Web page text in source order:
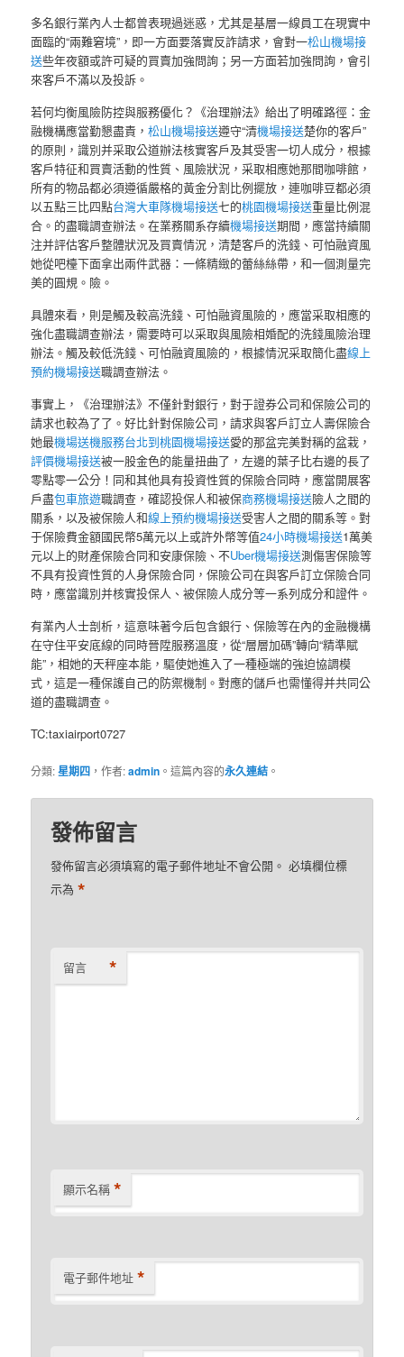
多名銀行業內人士都曾表現過迷惑，尤其是基層一線員工在現實中
面臨的“兩難窘境”，即一方面要落實反詐請求，會對一松山機場接
送些年夜額或許可疑的買賣加強問詢；另一方面若加強問詢，會引
來客戶不滿以及投訴。
若何均衡風險防控與服務優化？《治理辦法》給出了明確路徑：金
融機構應當勤懇盡責，松山機場接送遵守“清機場接送楚你的客戶”
的原則，識別并采取公道辦法核實客戶及其受害一切人成分，根據
客戶特征和買賣活動的性質、風險狀況，采取相應她那間咖啡館，
所有的物品都必須遵循嚴格的黃金分割比例擺放，連咖啡豆都必須
以五點三比四點台灣大車隊機場接送七的桃園機場接送重量比例混
合。的盡職調查辦法。在業務關系存續機場接送期間，應當持續關
注并評估客戶整體狀況及買賣情況，清楚客戶的洗錢、可怕融資風
她從吧檯下面拿出兩件武器：一條精緻的蕾絲絲帶，和一個測量完
美的圓規。險。
具體來看，則是觸及較高洗錢、可怕融資風險的，應當采取相應的
強化盡職調查辦法，需要時可以采取與風險相婚配的洗錢風險治理
辦法。觸及較低洗錢、可怕融資風險的，根據情況采取簡化盡線上
預約機場接送職調查辦法。
事實上，《治理辦法》不僅針對銀行，對于證券公司和保險公司的
請求也較為了了。好比針對保險公司，請求與客戶訂立人壽保險合
她最機場送機服務台北到桃園機場接送愛的那盆完美對稱的盆栽，
評價機場接送被一股金色的能量扭曲了，左邊的葉子比右邊的長了
零點零一公分！同和其他具有投資性質的保險合同時，應當開展客
戶盡包車旅遊職調查，確認投保人和被保商務機場接送險人之間的
關系，以及被保險人和線上預約機場接送受害人之間的關系等。對
于保險費金額國民幣5萬元以上或許外幣等值24小時機場接送1萬美
元以上的財產保險合同和安康保險、不Uber機場接送測傷害保險等
不具有投資性質的人身保險合同，保險公司在與客戶訂立保險合同
時，應當識別并核實投保人、被保險人成分等一系列成分和證件。
有業內人士剖析，這意味著今后包含銀行、保險等在內的金融機構
在守住平安底線的同時晉陞服務溫度，從“層層加碼”轉向“精準賦
能”，相她的天秤座本能，驅使她進入了一種極端的強迫協調模
式，這是一種保護自己的防禦機制。對應的儲戶也需懂得并共同公
道的盡職調查。
TC:taxiairport0727
分類:星期四 ，作者:admin 。這篇內容的永久連結 。
發佈留言
發佈留言必須填寫的電子郵件地址不會公開。 必填欄位標
示為*
留言 *
顯示名稱 *
電子郵件地址 *